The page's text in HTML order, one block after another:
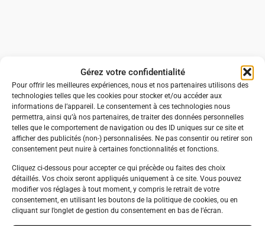
Gérez votre confidentialité
Pour offrir les meilleures expériences, nous et nos partenaires utilisons des
technologies telles que les cookies pour stocker et/ou accéder aux
informations de l’appareil. Le consentement à ces technologies nous
permettra, ainsi qu’à nos partenaires, de traiter des données personnelles
telles que le comportement de navigation ou des ID uniques sur ce site et
afficher des publicités (non-) personnalisées. Ne pas consentir ou retirer son
consentement peut nuire à certaines fonctionnalités et fonctions.
Cliquez ci-dessous pour accepter ce qui précède ou faites des choix
détaillés. Vos choix seront appliqués uniquement à ce site. Vous pouvez
modifier vos réglages à tout moment, y compris le retrait de votre
consentement, en utilisant les boutons de la politique de cookies, ou en
cliquant sur l’onglet de gestion du consentement en bas de l’écran.